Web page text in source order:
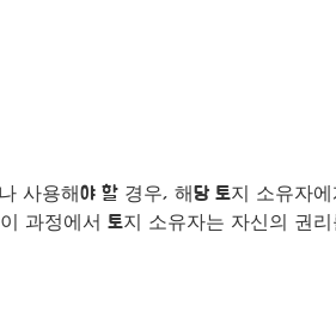
용해야 할 경우, 해당 토지 소유자에
과정에서 토지 소유자는 자신의 권